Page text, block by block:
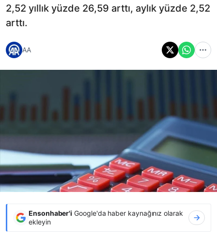
2,52 yıllık yüzde 26,59 arttı, aylık yüzde 2,52
arttı.
AA
Ensonhaber'i Google'da haber kaynağınız olarak
ekleyin